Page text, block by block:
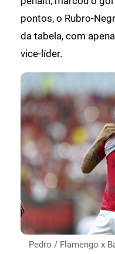
pontos, o Rubro-
da tabela, com
vice-líder.
Pedro / Flamengo x